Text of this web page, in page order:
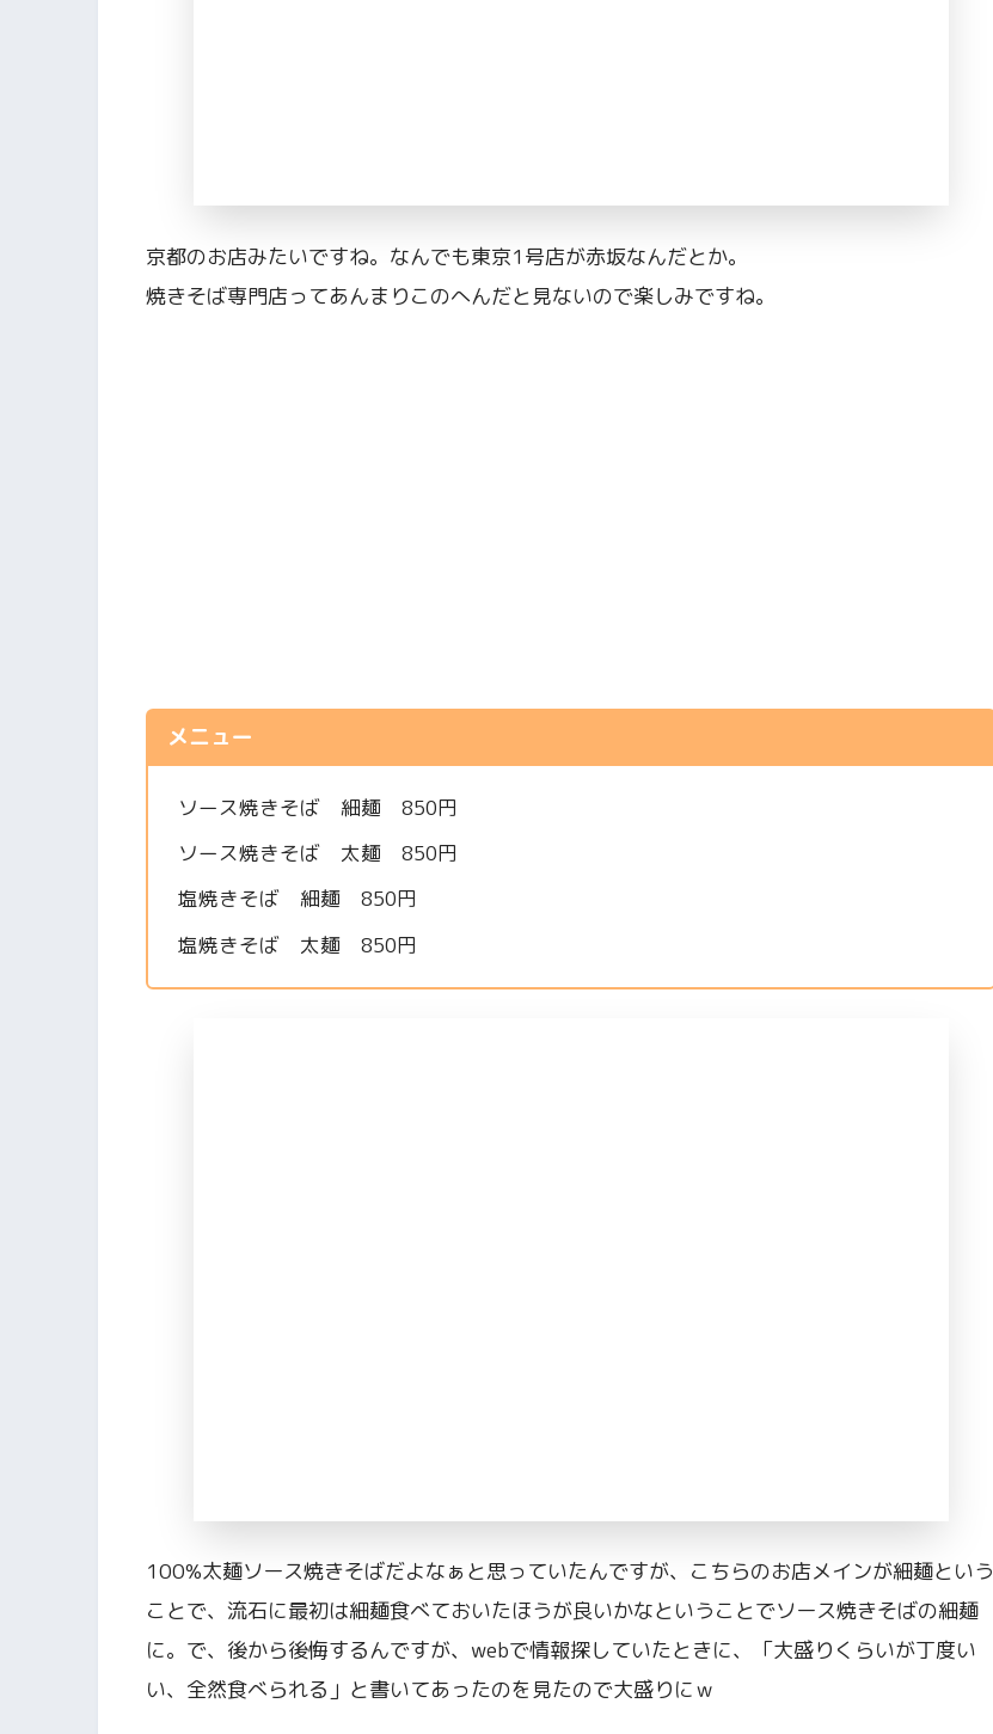
京都のお店みたいですね。なんでも東京1号店が赤坂なんだとか。
焼きそば専門店ってあんまりこのへんだと見ないので楽しみですね。
メニュー
ソース焼きそば 細麺 850円
ソース焼きそば 太麺 850円
塩焼きそば 細麺 850円
塩焼きそば 太麺 850円
100%太麺ソース焼きそばだよなぁと思っていたんですが、こちらのお店メインが細麺という
ことで、流石に最初は細麺食べておいたほうが良いかなということでソース焼きそばの細麺
に。で、後から後悔するんですが、webで情報探していたときに、「大盛りくらいが丁度い
い、全然食べられる」と書いてあったのを見たので大盛りにｗ